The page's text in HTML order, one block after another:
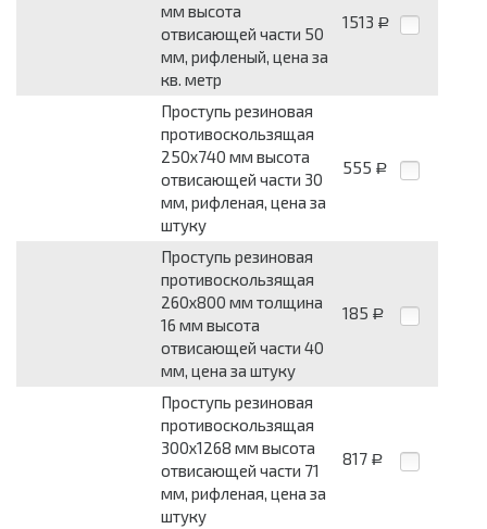
мм высота
отвисающей части 50
мм, рифленый, цена за
кв. метр
1513 Р
Проступь резиновая
противоскользящая
250x740 мм высота
отвисающей части 30
мм, рифленая, цена за
штуку
555 Р
Проступь резиновая
противоскользящая
260x800 мм толщина
16 мм высота
отвисающей части 40
мм, цена за штуку
185 Р
Проступь резиновая
противоскользящая
300x1268 мм высота
отвисающей части 71
мм, рифленая, цена за
штуку
817 Р